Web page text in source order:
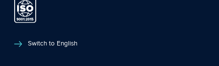
Switch to English